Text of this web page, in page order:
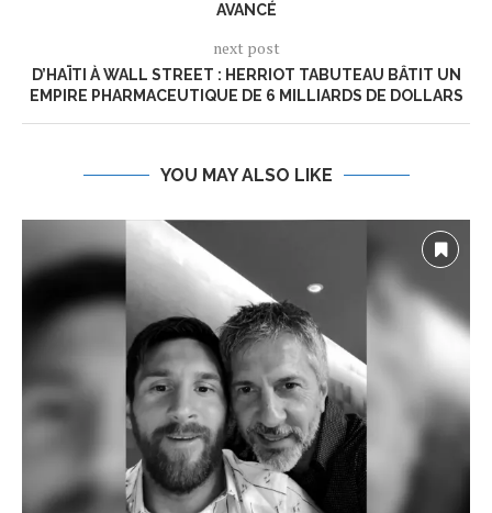
AVANCÉ
next post
D’HAÏTI À WALL STREET : HERRIOT TABUTEAU BÂTIT UN
EMPIRE PHARMACEUTIQUE DE 6 MILLIARDS DE DOLLARS
YOU MAY ALSO LIKE